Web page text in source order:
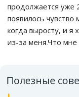
продолжается уже
появилось чувство
когда выросту, и я
из-за меня.Что мне
Полезные